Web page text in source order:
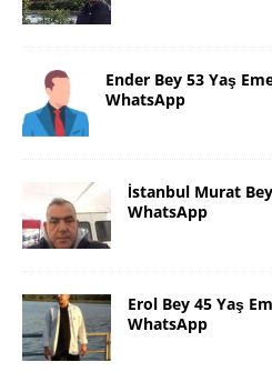
Ender Bey 53 Yaş
WhatsApp
İstanbul Murat
WhatsApp
Erol Bey 45 Yaş
WhatsApp